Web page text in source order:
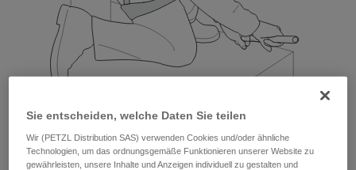
Sie entscheiden, welche Daten Sie teilen
Wir (PETZL Distribution SAS) verwenden Cookies und/oder ähnliche
Technologien, um das ordnungsgemäße Funktionieren unserer Website zu
gewährleisten, unsere Inhalte und Anzeigen individuell zu gestalten und